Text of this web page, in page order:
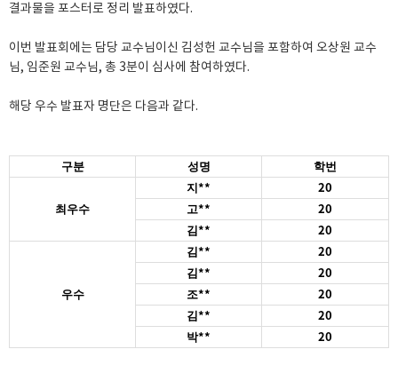
결과물을 포스터로 정리 발표하였다.
이번 발표회에는 담당 교수님이신 김성헌 교수님을 포함하여 오상원 교수
님, 임준원 교수님, 총 3분이 심사에 참여하였다.
해당 우수 발표자 명단은 다음과 같다.
구분 성명 학번
최우수
지 ** 20
고** 20
김 ** 20
우수
김 ** 20
김 ** 20
조** 20
김 ** 20
박** 20